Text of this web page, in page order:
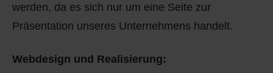
werden, da es sich nur um eine Seite zur
Präsentation unseres Unternehmens handelt.
Webdesign und Realisierung: